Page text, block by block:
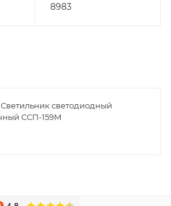
8983
светодиодный
ССП-159М